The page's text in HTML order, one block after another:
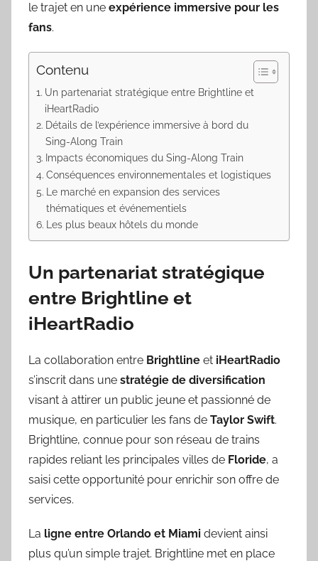
le trajet en une expérience immersive pour les
fans.
Contenu
Un partenariat stratégique entre Brightline et
iHeartRadio
Détails de l’expérience immersive à bord du
Sing-Along Train
Impacts économiques du Sing-Along Train
Conséquences environnementales et logistiques
Le marché en expansion des services
thématiques et événementiels
Les plus beaux hôtels du monde
Un partenariat stratégique
entre Brightline et
iHeartRadio
La collaboration entre Brightline et iHeartRadio
s’inscrit dans une stratégie de diversification
visant à attirer un public jeune et passionné de
musique, en particulier les fans de Taylor Swift.
Brightline, connue pour son réseau de trains
rapides reliant les principales villes de Floride, a
saisi cette opportunité pour enrichir son offre de
services.
La ligne entre Orlando et Miami devient ainsi
plus qu’un simple trajet. Brightline met en place